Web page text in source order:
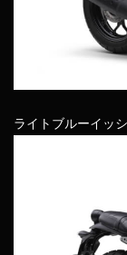
ライトブルーイッ